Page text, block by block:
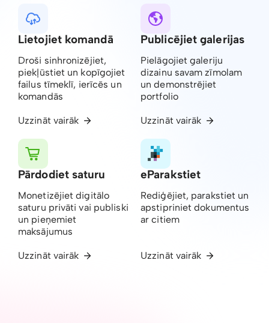
Lietojiet komandā
Droši sinhronizējiet,
piekļūstiet un kopīgojiet
failus tīmeklī, ierīcēs un
komandās
Uzzināt vairāk
Publicējiet galerijas
Pielāgojiet galeriju
dizainu savam zīmolam
un demonstrējiet
portfolio
Uzzināt vairāk
Pārdodiet saturu
Monetizējiet digitālo
saturu privāti vai publiski
un pieņemiet
maksājumus
Uzzināt vairāk
eParakstiet
Rediģējiet, parakstiet un
apstipriniet dokumentus
ar citiem
Uzzināt vairāk